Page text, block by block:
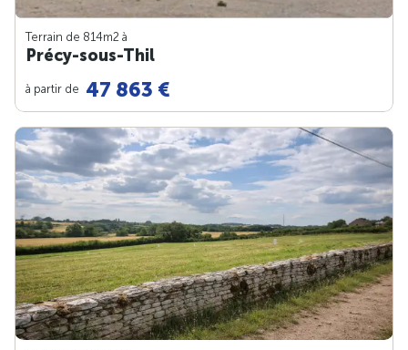
Terrain de 814m2 à
Précy-sous-Thil
à partir de 47 863 €